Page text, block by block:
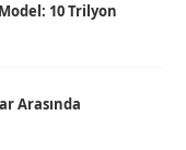
10 Trilyon
Arasında